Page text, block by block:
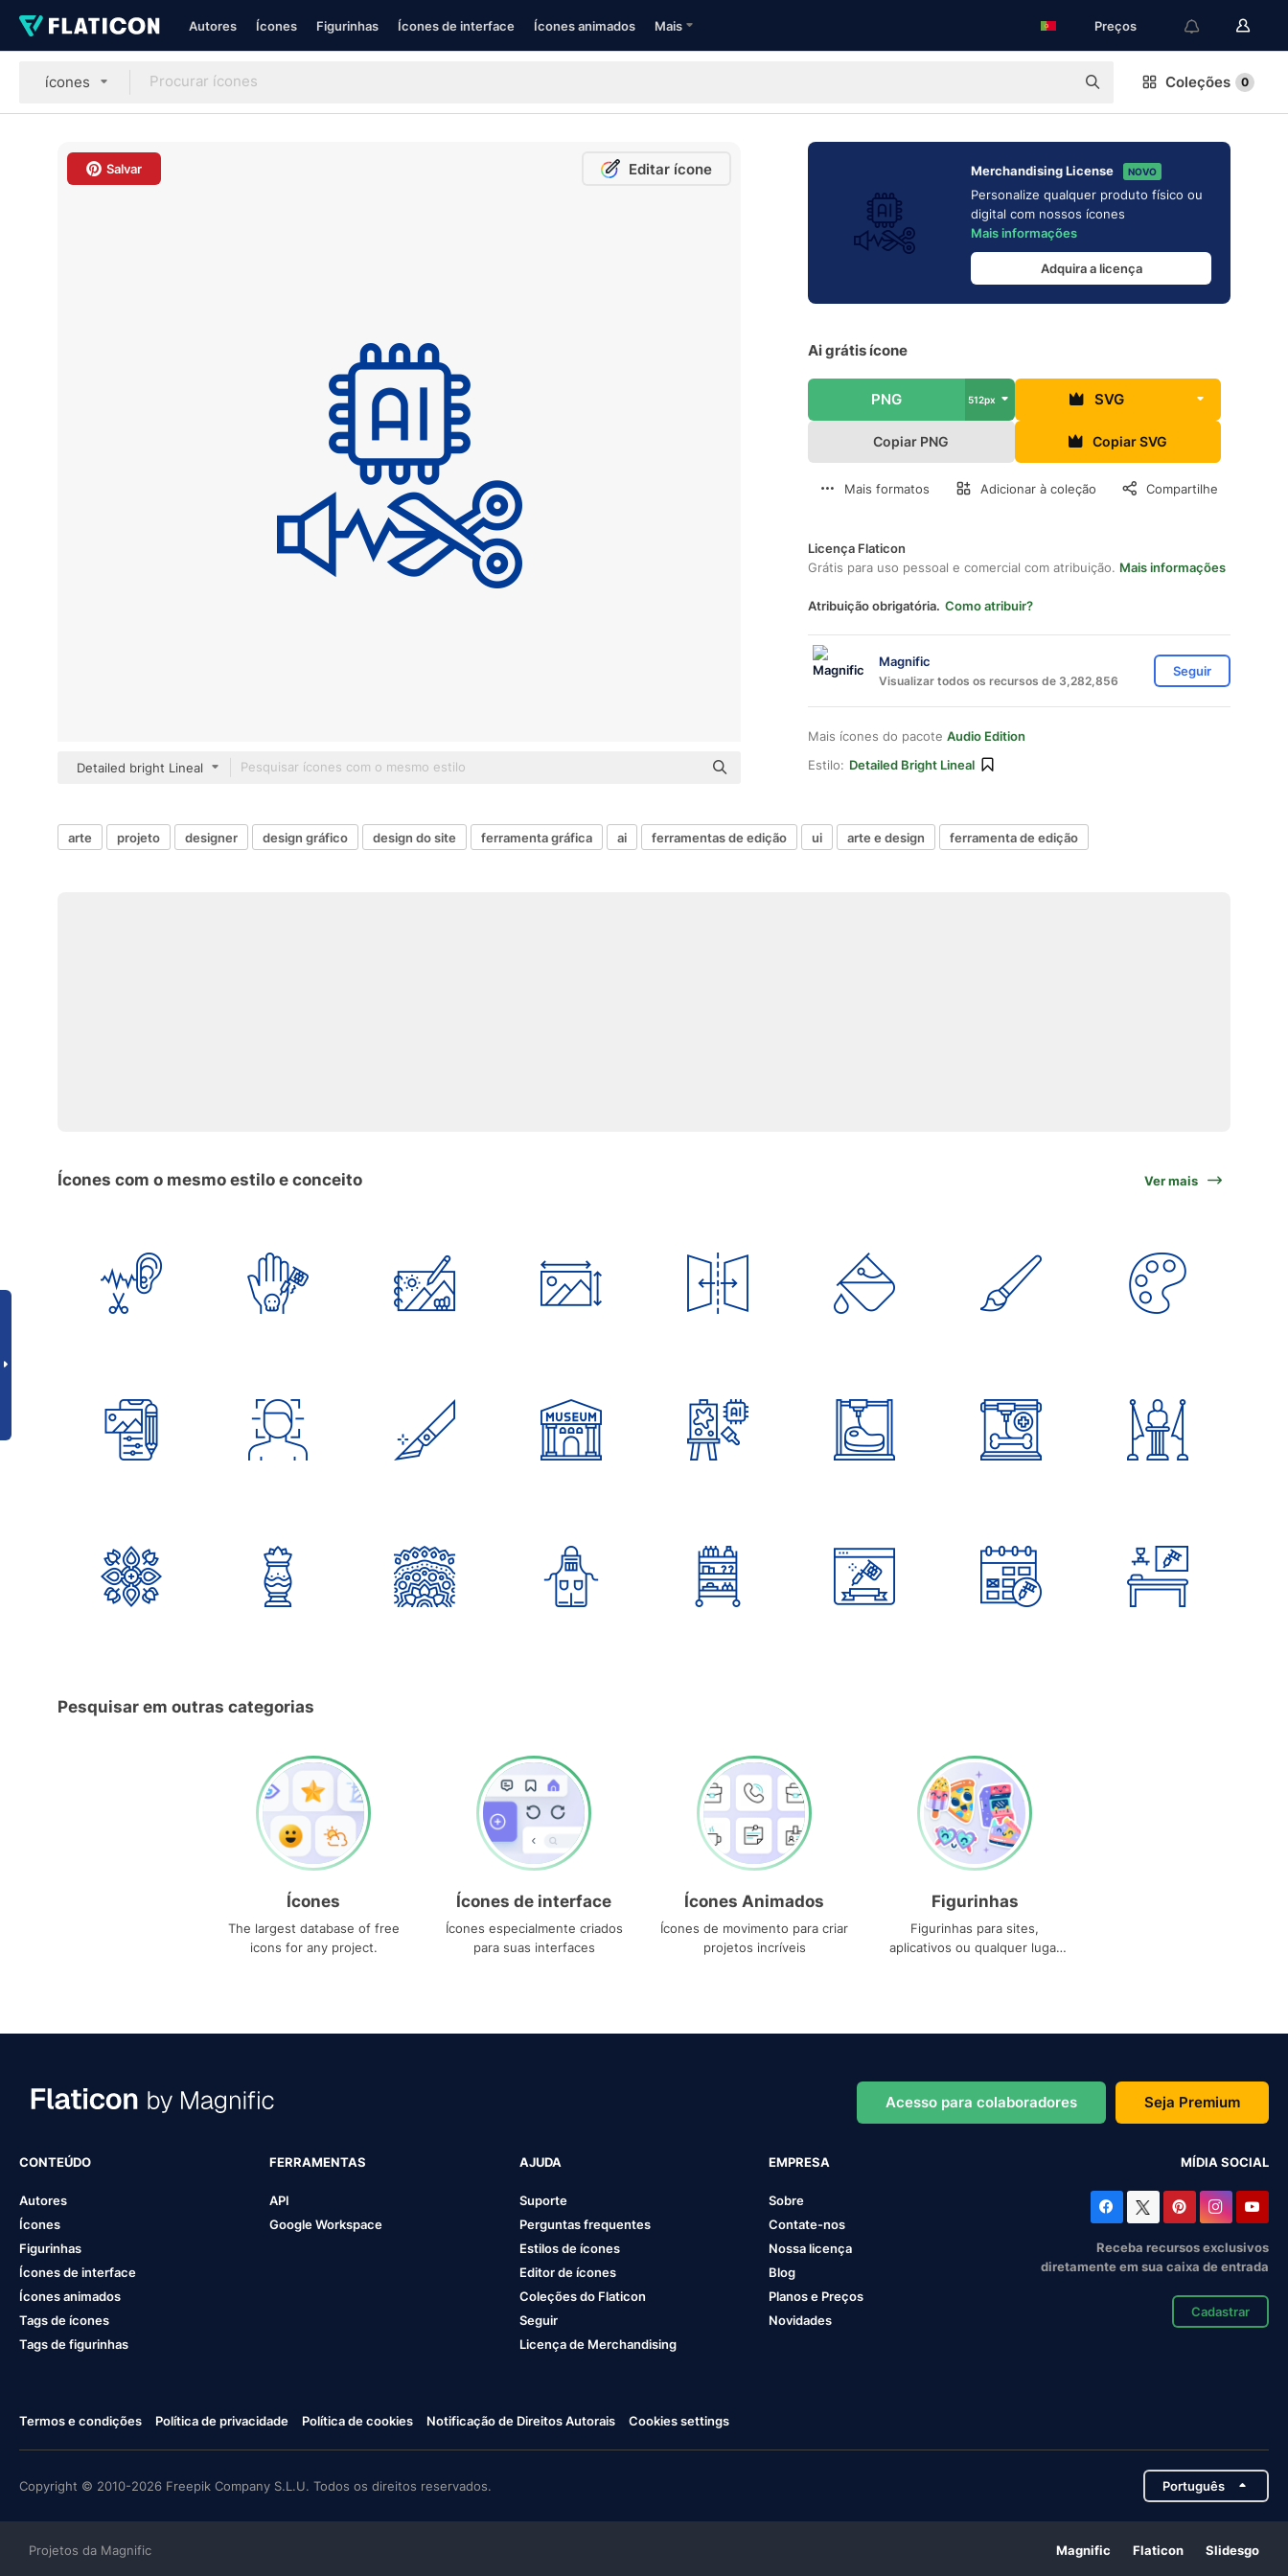
Autores Ícones Figurinhas Ícones de interface Ícones animados Mais Preços
ícones Coleções 0
Salvar Editar ícone
Detailed bright Lineal
Merchandising License NOVO
Personalize qualquer produto físico ou
digital com nossos ícones
Mais informações
Adquira a licença
Ai grátis ícone
PNG 512px SVG
Copiar PNG Copiar SVG
Mais formatos Adicionar à coleção Compartilhe
Licença Flaticon
Grátis para uso pessoal e comercial com atribuição. Mais informações
Atribuição obrigatória. Como atribuir?
Magnific
Visualizar todos os recursos de 3,282,856
Seguir
Mais ícones do pacote Audio Edition
Estilo: Detailed Bright Lineal
arte projeto designer design gráfico design do site ferramenta gráfica ai ferramentas de edição ui arte e design ferramenta de edição
Ícones com o mesmo estilo e conceito Ver mais
Pesquisar em outras categorias
Ícones
The largest database of free
icons for any project.
Ícones de interface
Ícones especialmente criados
para suas interfaces
Ícones Animados
Ícones de movimento para criar
projetos incríveis
Figurinhas
Figurinhas para sites,
aplicativos ou qualquer lugar
Acesso para colaboradores Seja Premium
CONTEÚDO
Autores
Ícones
Figurinhas
Ícones de interface
Ícones animados
Tags de ícones
Tags de figurinhas
FERRAMENTAS
API
Google Workspace
AJUDA
Suporte
Perguntas frequentes
Estilos de ícones
Editor de ícones
Coleções do Flaticon
Seguir
Licença de Merchandising
EMPRESA
Sobre
Contate-nos
Nossa licença
Blog
Planos e Preços
Novidades
MÍDIA SOCIAL
Receba recursos exclusivos
diretamente em sua caixa de entrada
Cadastrar
Termos e condições Política de privacidade Política de cookies Notificação de Direitos Autorais Cookies settings
Copyright © 2010-2026 Freepik Company S.L.U. Todos os direitos reservados. Português
Projetos da Magnific Magnific Flaticon Slidesgo